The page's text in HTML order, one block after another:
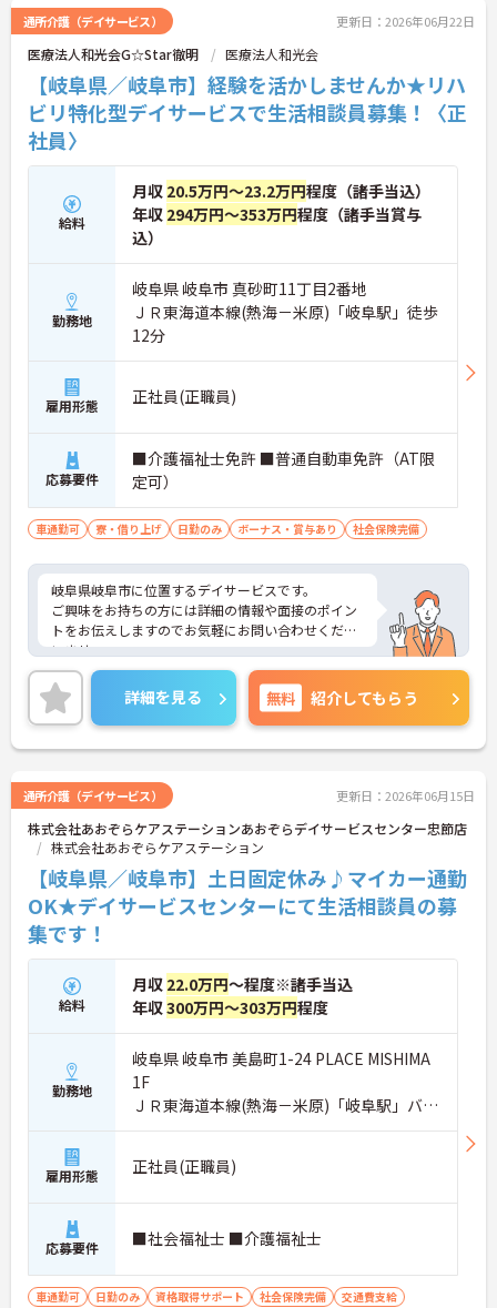
通所介護（デイサービス） 更新日：2026年06月22日
医療法人和光会G☆Star徹明 医療法人和光会
【岐阜県／岐阜市】経験を活かしませんか★リハ
ビリ特化型デイサービスで生活相談員募集！〈正
社員〉
給料
月収 20.5万円～23.2万円程度（諸手当込）
年収 294万円～353万円程度（諸手当賞与
込）
勤務地
岐阜県 岐阜市 真砂町11丁目2番地
ＪＲ東海道本線(熱海－米原)「岐阜駅」徒歩
12分
雇用形態 正社員(正職員)
応募要件
■介護福祉士免許 ■普通自動車免許（AT限
定可）
車通勤可 寮・借り上げ 日勤のみ ボーナス・賞与あり 社会保険完備
岐阜県岐阜市に位置するデイサービスです。
ご興味をお持ちの方には詳細の情報や面接のポイン
トをお伝えしますのでお気軽にお問い合わせくださ
いませ。
詳細を見る 無料 紹介してもらう
通所介護（デイサービス） 更新日：2026年06月15日
株式会社あおぞらケアステーションあおぞらデイサービスセンター忠節店
株式会社あおぞらケアステーション
【岐阜県／岐阜市】土日固定休み♪マイカー通勤
OK★デイサービスセンターにて生活相談員の募
集です！
給料
月収 22.0万円～程度※諸手当込
年収300万円～303万円程度
勤務地
岐阜県 岐阜市 美島町1-24 PLACE MISHIMA
1F
ＪＲ東海道本線(熱海－米原)「岐阜駅」バ
ス・車11分
雇用形態 正社員(正職員)
応募要件 ■社会福祉士 ■介護福祉士
車通勤可 日勤のみ 資格取得サポート 社会保険完備 交通費支給